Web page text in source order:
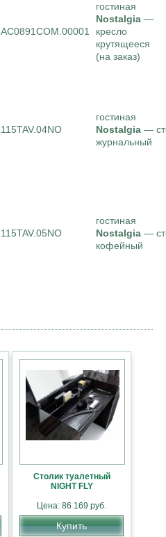
AC0891COM.00001
гостиная
Nostalgia —
кресло
крутящееся
(на заказ)
115TAV.04NO
гостиная
Nostalgia —
журнальный
115TAV.05NO
гостиная
Nostalgia —
кофейный
Столик туалетный
NIGHT FLY
Цена: 86 169 руб.
Купить